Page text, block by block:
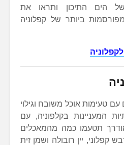
הים התיכון ותראו את
ביותר של קפלוניה
עם טעימות אוכל משובח וגילוי
המעניינות בקלפוניה, עם
תטעמו כמה מהמאכלים
קפלוני, יין רובולה ושמן זית